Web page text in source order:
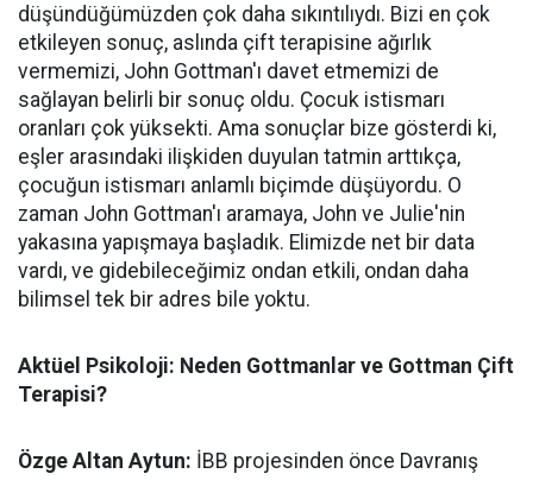
düşündüğümüzden çok daha sıkıntılıydı. Bizi en çok
etkileyen sonuç, aslında çift terapisine ağırlık
vermemizi, John Gottman'ı davet etmemizi de
sağlayan belirli bir sonuç oldu. Çocuk istismarı
oranları çok yüksekti. Ama sonuçlar bize gösterdi ki,
eşler arasındaki ilişkiden duyulan tatmin arttıkça,
çocuğun istismarı anlamlı biçimde düşüyordu. O
zaman John Gottman'ı aramaya, John ve Julie'nin
yakasına yapışmaya başladık. Elimizde net bir data
vardı, ve gidebileceğimiz ondan etkili, ondan daha
bilimsel tek bir adres bile yoktu.
Aktüel Psikoloji: Neden Gottmanlar ve Gottman Çift
Terapisi?
Özge Altan Aytun: İBB projesinden önce Davranış